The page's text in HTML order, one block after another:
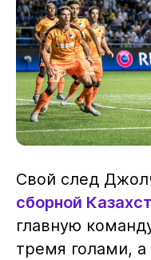
Свой след
сборной
главную
тремя голами, а